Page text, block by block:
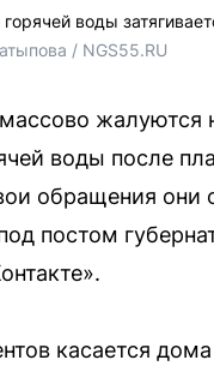
горячей воды
/ NGS55.RU
жалуются
воды после
обращения они
постом
касается дома